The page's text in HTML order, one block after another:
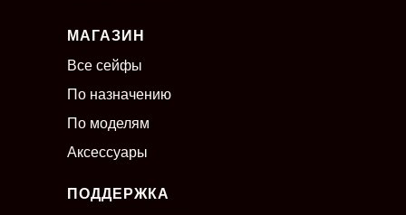
МАГАЗИН
Все сейфы
По назначению
По моделям
Аксессуары
ПОДДЕРЖКА